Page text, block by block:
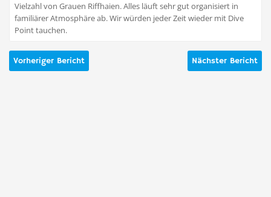
Vielzahl von Grauen Riffhaien. Alles läuft sehr gut organisiert in
familiärer Atmosphäre ab. Wir würden jeder Zeit wieder mit Dive
Point tauchen.
Nächster Bericht
Vorheriger Bericht